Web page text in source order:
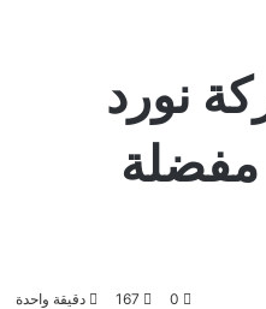
نورد
مفضلة
0
167 دقيقة واحدة